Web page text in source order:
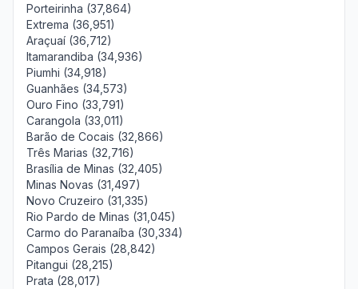
Porteirinha (37,864)
Extrema (36,951)
Araçuaí (36,712)
Itamarandiba (34,936)
Piumhi (34,918)
Guanhães (34,573)
Ouro Fino (33,791)
Carangola (33,011)
Barão de Cocais (32,866)
Três Marias (32,716)
Brasília de Minas (32,405)
Minas Novas (31,497)
Novo Cruzeiro (31,335)
Rio Pardo de Minas (31,045)
Carmo do Paranaíba (30,334)
Campos Gerais (28,842)
Pitangui (28,215)
Prata (28,017)